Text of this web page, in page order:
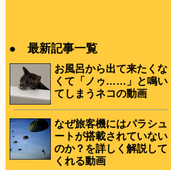
● 最新記事一覧
お風呂から出て来たくな
くて「ノゥ……」と鳴い
てしまうネコの動画
なぜ旅客機にはパラシュ
ートが搭載されていない
のか？を詳しく解説して
くれる動画